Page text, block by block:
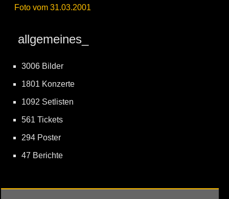
Foto vom 31.03.2001
allgemeines_
3006 Bilder
1801 Konzerte
1092 Setlisten
561 Tickets
294 Poster
47 Berichte